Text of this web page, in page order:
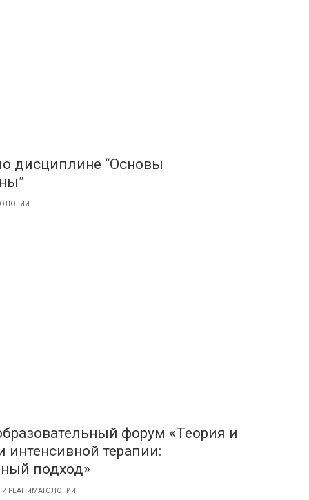
дисциплине “Основы
форум «Теория и
интенсивной терапии:
подход»
И РЕАНИМАТОЛОГИИ